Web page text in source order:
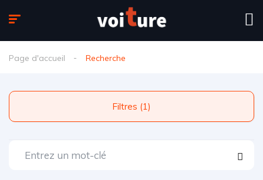
Page d'accueil Recherche
Filtres (1)